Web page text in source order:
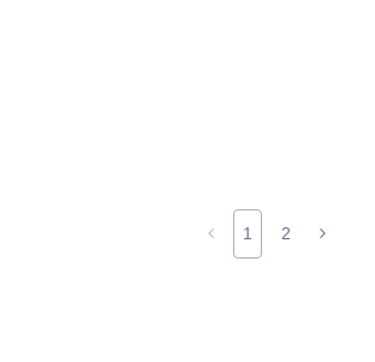
1 2